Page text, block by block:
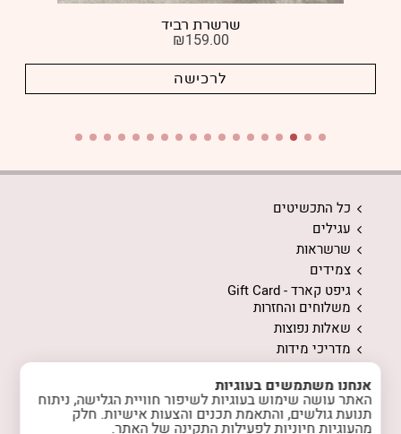
שרשרת רביד
₪159.00
לרכישה
כל התכשיטים
עגילים
שרשראות
צמידים
גיפט קארד - Gift Card
משלוחים והחזרות
שאלות נפוצות
מדריכי מידות
המלצות לשמירה על התכשיטים
אודות
המלצות מלקוחות
אנחנו משתמשים בעוגיות
האתר עושה שימוש בעוגיות לשיפור חוויית הגלישה, ניתוח
תנועת גולשים, והתאמת תכנים והצעות אישיות. חלק
מהעוגיות חיוניות לפעילות התקינה של האתר.